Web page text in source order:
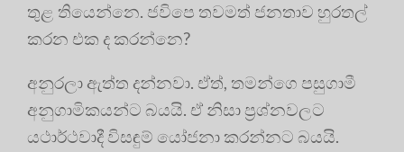
තුළ තියෙන්නෙ. ජවිපෙ තවමත් ජනතාව හුරතල්
කරන එක ද කරන්නෙ?
අනුරලා ඇත්ත දන්නවා. ඒත්, තමන්ගෙ පසුගාමී
අනුගාමිකයන්ට බයයි. ඒ නිසා ප්‍රශ්නවලට
යථාර්ථවාදී විසඳුම් යෝජනා කරන්නට බයයි.